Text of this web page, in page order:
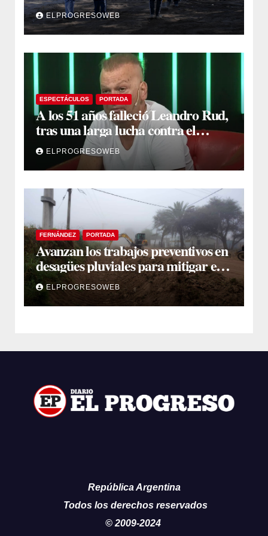
Yanina Iturre supervisó los
primeros trabajos
ELPROGRESOWEB
ESPECTÁCULOS PORTADA
A los 51 años falleció Leandro Rud,
tras una larga lucha contra el
cáncer
ELPROGRESOWEB
FERNÁNDEZ PORTADA
Avanzan los trabajos preventivos en
desagües pluviales para mitigar el
impacto de la temporada de lluvias
ELPROGRESOWEB
República Argentina
Todos los derechos reservados
© 2009-2024